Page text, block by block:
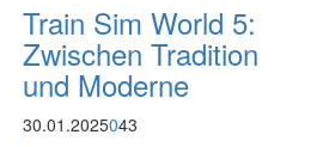
Train Sim World 5:
Zwischen Tradition
und Moderne
30.01.2025043